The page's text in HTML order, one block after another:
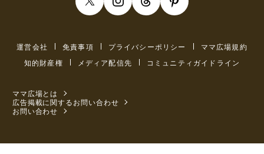
運営会社 免責事項 プライバシーポリシー
ママ広場規約
知的財産権
メディア配信先 コミュニティガイドライン
ママ広場とは
広告掲載に関するお問い合わせ
お問い合わせ